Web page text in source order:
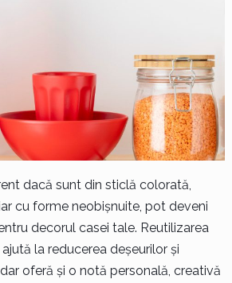
dacă sunt din sticlă colorată,
cu forme neobișnuite, pot deveni
decorul casei tale. Reutilizarea
la reducerea deșeurilor și
oferă și o notă personală, creativă